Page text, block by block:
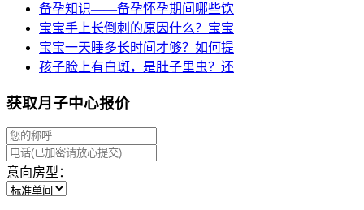
备孕知识——备孕怀孕期间哪些饮
宝宝手上长倒刺的原因什么？宝宝
宝宝一天睡多长时间才够？如何提
孩子脸上有白斑，是肚子里虫？还
获取月子中心报价
意向房型：